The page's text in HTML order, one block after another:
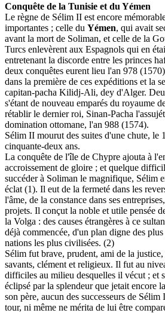
Conquête de la Tunisie et du Yémen
Le règne de Sélim II est encore
importantes ; celle du Yémen, qui avait
avant la mort de Soliman, et celle de la
Turcs enlevèrent aux Espagnols qui en
entretenant la discorde entre les princes
deux conquêtes eurent lieu l'an 978
dans la première de ces expéditions et la
capitan-pacha Kilidj-Ali, dey d'Alger.
s'étant de nouveau emparés du royaume
rétablir le dernier roi, Sinan-Pacha
domination ottomane, l'an 988 (1574).
Sélim II mourut des suites d'une chute, le
cinquante-deux ans.
La conquête de l'île de Chypre ajouta à
accroissement de gloire ; et quelque
succéder à Soliman le magnifique, Sélim
éclat (1). Il eut de la fermeté dans les
l'âme, de la constance dans ses
projets. Il conçut la noble et utile pensée
la Volga : des causes étrangères à ce
déjà commencée, d'un plan digne des
nations les plus civilisées. (2)
Sélim fut brave, prudent, ami de la justice,
savants, clément et religieux. Il fut au
difficiles au milieu desquelles il vécut ; et
éclipsé par la splendeur que jetait encore
son père, aucun des successeurs de Sélim
tour, ni même ne mérita de lui être